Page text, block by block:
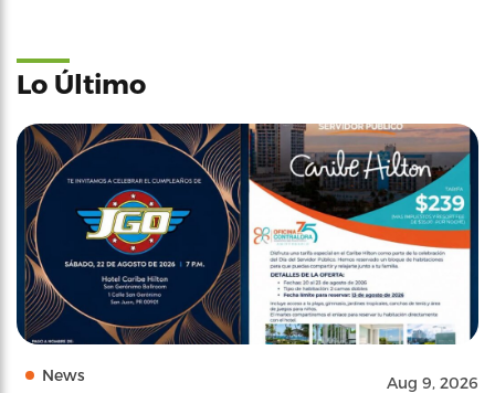
Lo Último
News Aug 9, 2026